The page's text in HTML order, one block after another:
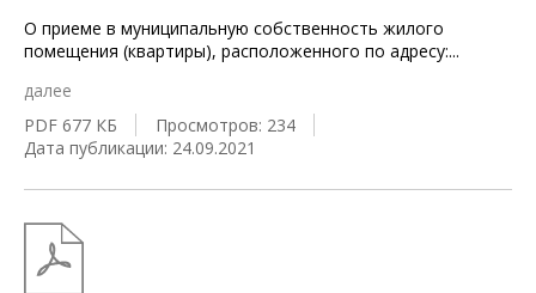
О приеме в муниципальную собственность жилого
помещения (квартиры), расположенного по адресу:...
далее
PDF 677 КБ
Просмотров: 234
Дата публикации: 24.09.2021